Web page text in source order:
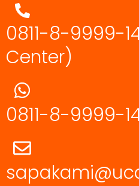
0811-8-9999-
Center)
0811-8-9999-